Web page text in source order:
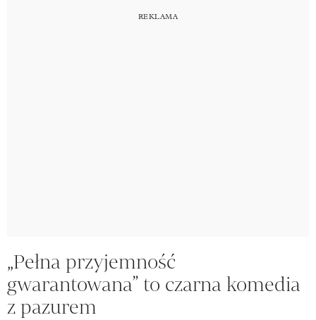
„Pełna przyjemność
gwarantowana” to czarna komedia
z pazurem